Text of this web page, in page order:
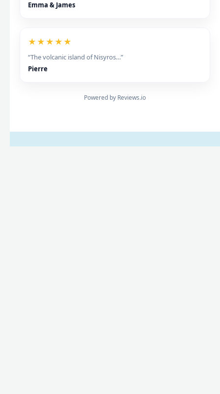
Emma & James
★★★★★
“The volcanic island of Nisyros…”
Pierre
Powered by Reviews.io